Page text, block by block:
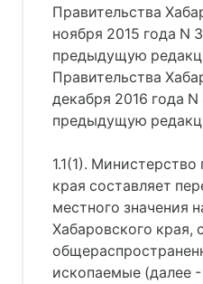
Правительства
ноября 2015 года N
предыдущую
Правительства
декабря 2016 года
предыдущую
1.1(1).
края составляет
местного значения
Хабаровского
ископаемые (далее